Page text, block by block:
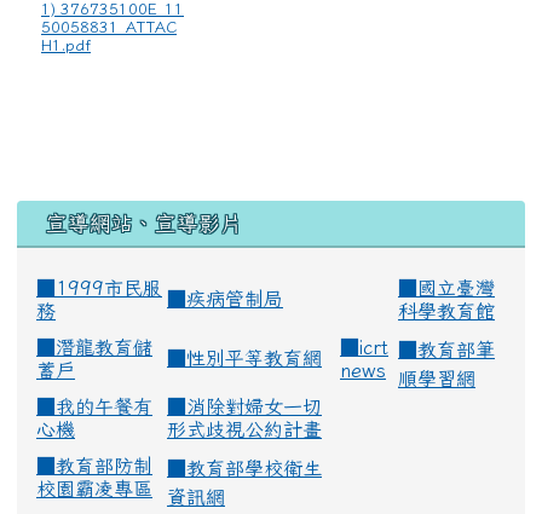
1) 376735100E_11
50058831_ATTAC
H1.pdf
宣導網站、宣導影片
■1999市民服
務
疾病管制局
國立臺灣
科學教育館
潛龍教育儲
蓄戶
性別平等教育網
icrt
news
教育部筆
順學習網
我的午餐有
心機
消除對婦女一切
形式歧視公約計畫
教育部防制
校園霸凌專區
教育部學校衛生
資訊網